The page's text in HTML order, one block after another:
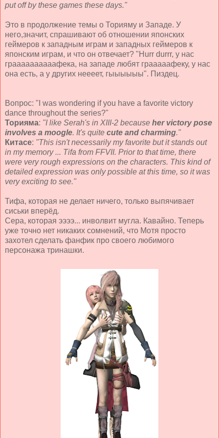
put off by these games these days."
Это в продолжение темы о Торияму и Западе. У
него,значит, спрашивают об отношении японских
геймеров к западным играм и западных геймеров к
японским играм, и что он отвечает? "Hurr durrr, у нас
граааааааааафека, на западе любят грааааафеку, у нас
она есть, а у других неееет, гыыыыыы". Пиздец.
Вопрос: "I was wondering if you have a favorite victory
dance throughout the series?"
Торияма: "I like Serah's in XIII-2 because her victory pose
involves a moogle. It's quite cute and charming."
Китасе: "This isn't necessarily my favorite but it stands out
in my memory ... Tifa from FFVII. Prior to that time, there
were very rough expressions on the characters. This kind of
detailed expression was only possible at this time, so it was
very exciting to see."
Тифа, которая не делает ничего, только выпячивает
сиськи вперёд.
Сера, которая ээээ... инволвит мугла. Кавайно. Теперь
уже точно нет никаких сомнений, что Мотя просто
захотел сделать фанфик про своего любимого
персонажа тринашки.